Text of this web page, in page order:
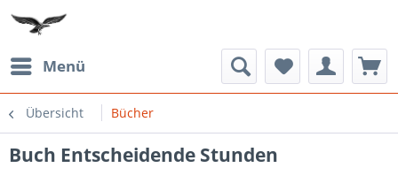
Menü
Übersicht Bücher
Buch Entscheidende Stunden